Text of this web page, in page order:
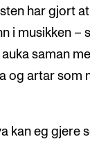
har gjort
i musikken –
saman
og artar som
kan eg gjere